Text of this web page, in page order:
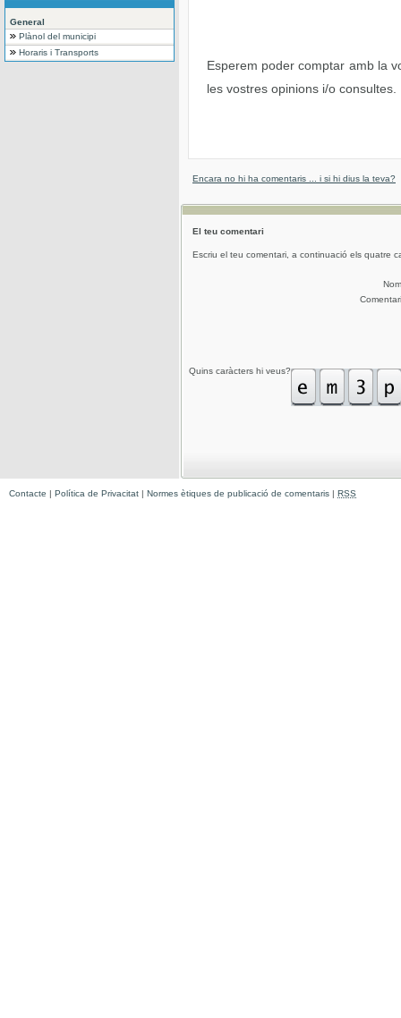
General
Plànol del municipi
Horaris i Transports
Esperem poder comptar amb la
les vostres opinions i/o consultes.
Encara no hi ha comentaris ... i si hi dius la teva?
El teu comentari
Escriu el teu comentari, a continuació els quatre
Nom
Comentari
Quins caràcters hi veus?
Contacte | Política de Privacitat | Normes ètiques de publicació de comentaris | RSS